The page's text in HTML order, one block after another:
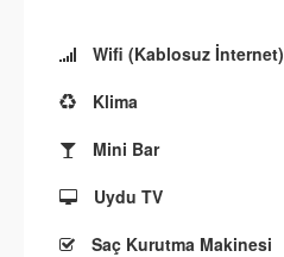
Wifi (Kablosuz İnternet)
Klima
Mini Bar
Uydu TV
Saç Kurutma Makinesi